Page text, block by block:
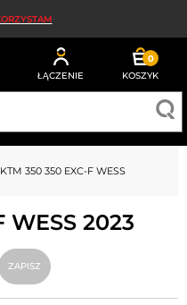
ŁĄCZENIE
0
KOSZYK
DLA MĘŻCZYZN
DAMSKIE
MOTOCYKLOWA
KTM 350 350 EXC-F WESS
WESS 2023
ZAPISZ